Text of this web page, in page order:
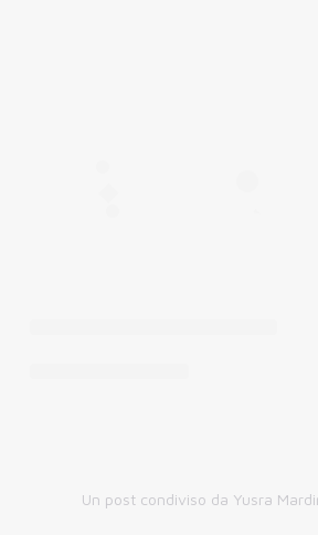
Un post condiviso da Yusra